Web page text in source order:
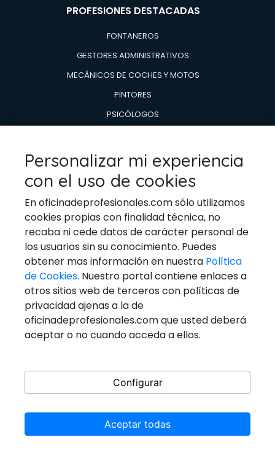
PROFESIONES DESTACADAS
FONTANEROS
GESTORES ADMINISTRATIVOS
MECÁNICOS DE COCHES Y MOTOS
PINTORES
PSICÓLOGOS
TÉCNICOS EN REPARACIÓN DE
ELECTRODOMESTICOS
VETERINARIOS
Ponerse En Contacto
Email: general@oficinadeprofesionales.com
Redes Sociales
Copyright © 2026@OficinadeprofesionalesAll rights
Personalizar mi experiencia
con el uso de cookies
En oficinadeprofesionales.com sólo utilizamos
cookies propias con finalidad técnica, no
recaba ni cede datos de carácter personal de
los usuarios sin su conocimiento. Puedes
obtener mas información en nuestra Política
de Cookies. Nuestro portal contiene enlaces a
otros sitios web de terceros con políticas de
privacidad ajenas a la de
oficinadeprofesionales.com que usted deberá
aceptar o no cuando acceda a ellos.
Configurar
Aceptar todas